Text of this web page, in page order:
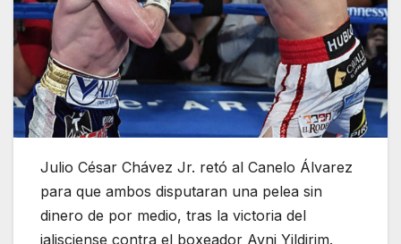
Julio César Chávez Jr. retó al Canelo Álvarez
para que ambos disputaran una pelea sin
dinero de por medio, tras la victoria del
jalisciense contra el boxeador Avni Yildirim.